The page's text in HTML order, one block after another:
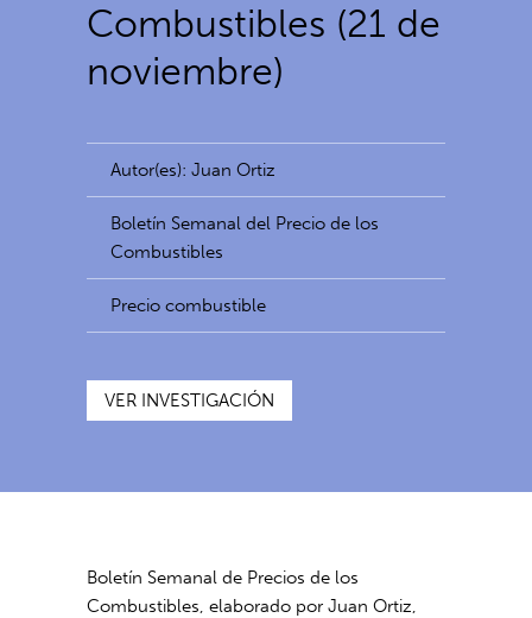
Combustibles (21 de
noviembre)
Autor(es): Juan Ortiz
Boletín Semanal del Precio de los
Combustibles
Precio combustible
VER INVESTIGACIÓN
Boletín Semanal de Precios de los
Combustibles, elaborado por Juan Ortiz,